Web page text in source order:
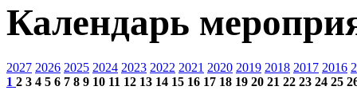
Календарь
2027 2026 2025 2024 2023 2022 2021 2020 2019 2018 2017 2016
1 2 3 4 5 6 7 8 9 10 11 12 13 14 15 16 17 18 19 20 21 22 23 24 25